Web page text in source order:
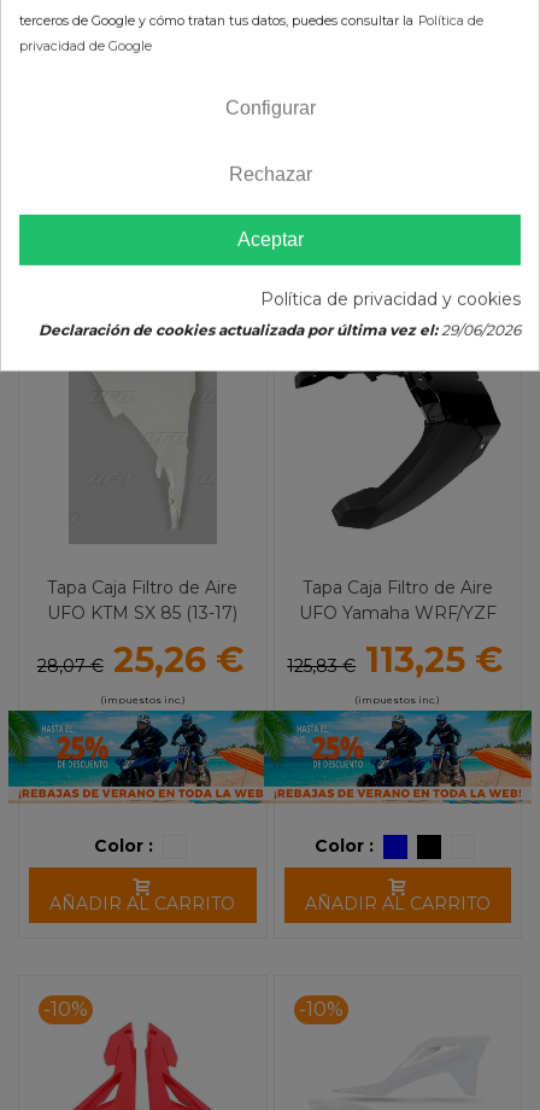
(impuestos inc.)
Tapa Caja Filtro de Aire
UFO KTM SX 85 (13-17)
28,07 € 25,26 €
(impuestos inc.)
Color :
AÑADIR AL CARRITO
Tapa Caja Filtro de Aire
UFO Yamaha WRF/YZF
125,83 € 113,25 €
(impuestos inc.)
Color :
AÑADIR AL CARRITO
-10% -10%
terceros de Google y cómo tratan tus datos, puedes consultar la Política de
privacidad de Google
Configurar
Rechazar
Aceptar
Política de privacidad y cookies
Declaración de cookies actualizada por última vez el:29/06/2026